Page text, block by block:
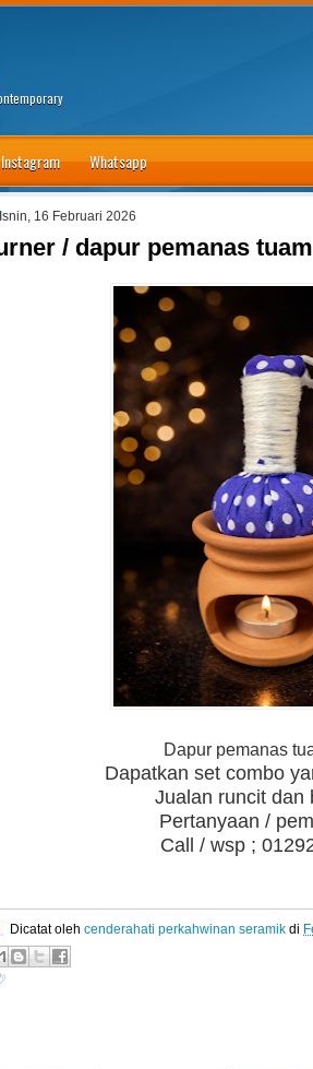
Instagram Whatsapp
Isnin, 16 Februari 2026
/ dapur pemanas
Dapur pemanas
Dapatkan set combo
Jualan runcit dan
Pertanyaan /
Call / wsp ;
Dicatat oleh cenderahati perkahwinan seramik di